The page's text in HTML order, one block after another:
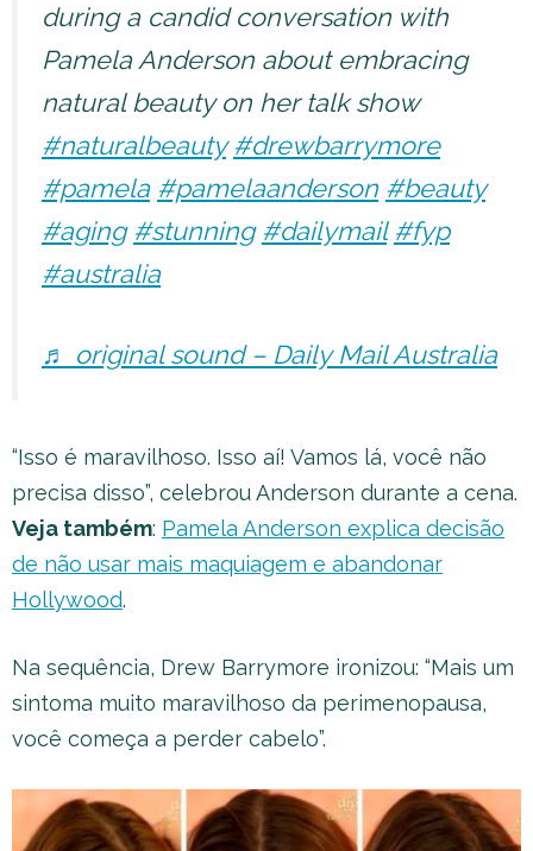
during a candid conversation with
Pamela Anderson about embracing
natural beauty on her talk show
#naturalbeauty #drewbarrymore
#pamela #pamelaanderson #beauty
#aging #stunning #dailymail #fyp
#australia
♬ original sound – Daily Mail Australia
“Isso é maravilhoso. Isso aí! Vamos lá, você não
precisa disso”, celebrou Anderson durante a cena.
Veja também: Pamela Anderson explica decisão
de não usar mais maquiagem e abandonar
Hollywood.
Na sequência, Drew Barrymore ironizou: “Mais um
sintoma muito maravilhoso da perimenopausa,
você começa a perder cabelo”.